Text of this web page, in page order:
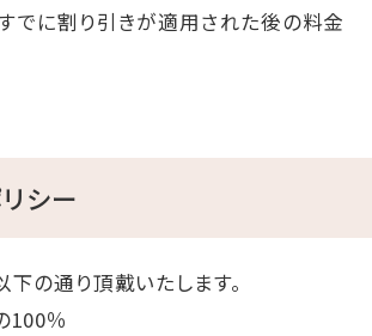
でに割り引きが適用された後の料金
シー
の通り頂戴いたします。
100％